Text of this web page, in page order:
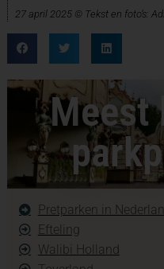
27 april 2025 © Tekst en foto’s:
Meest
Pretparken in
Efteling
Walibi Holland